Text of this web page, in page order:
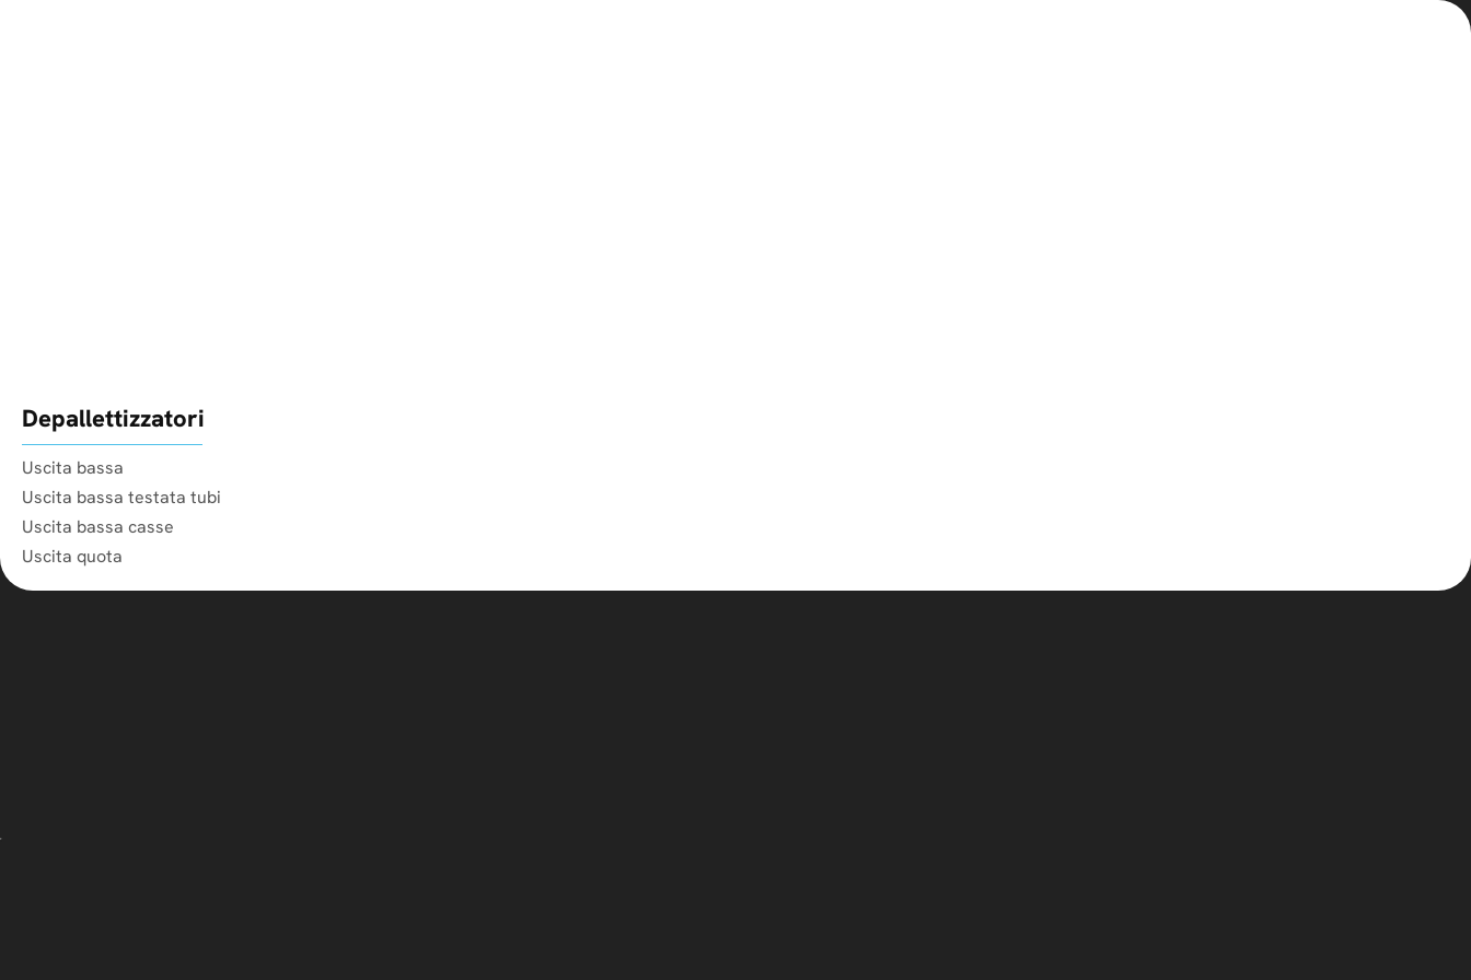
Depallettizzatori
Uscita bassa
Uscita bassa testata tubi
Uscita bassa casse
Uscita quota